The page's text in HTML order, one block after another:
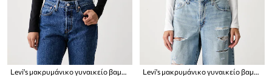
Levi's μακρυμάνικο γυναικείο βαμβακερό με ελαστάν HAYES LS Levi's μακρυμάνικο γυναικείο βαμβακερό με ελαστάν HAYES LS